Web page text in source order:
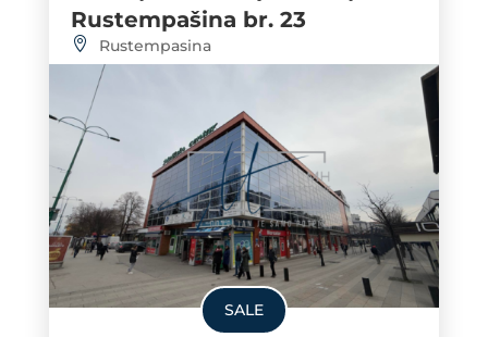
Rustempašina br. 23
Rustempasina
SALE